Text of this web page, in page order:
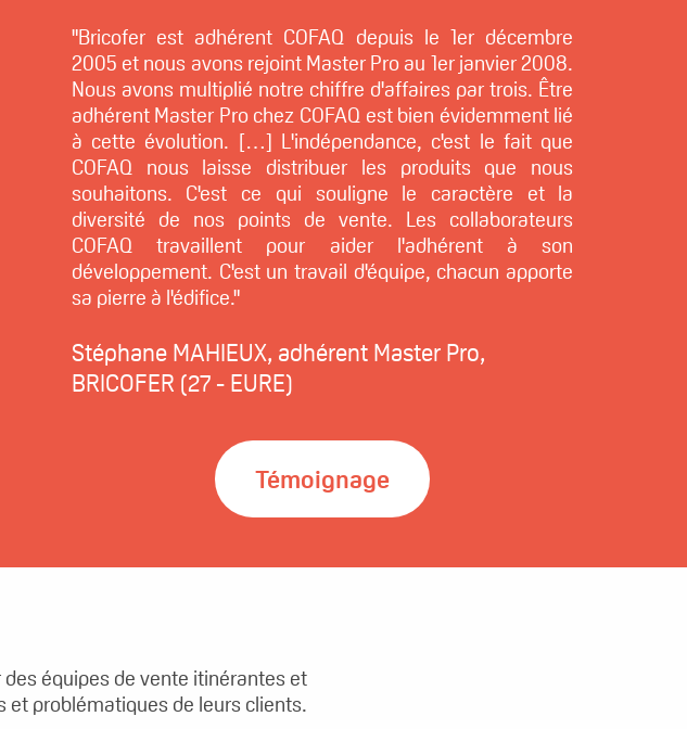
"Bricofer est adhérent COFAQ depuis le 1er décembre
2005 et nous avons rejoint Master Pro au 1er janvier 2008.
Nous avons multiplié notre chiffre d'affaires par trois. Être
adhérent Master Pro chez COFAQ est bien évidemment lié
à cette évolution. […] L'indépendance, c'est le fait que
COFAQ nous laisse distribuer les produits que nous
souhaitons. C'est ce qui souligne le caractère et la
diversité de nos points de vente. Les collaborateurs
COFAQ travaillent pour aider l'adhérent à son
développement. C'est un travail d'équipe, chacun apporte
sa pierre à l'édifice."
Stéphane MAHIEUX, adhérent Master Pro,
BRICOFER (27 - EURE)
Témoignage
équipes de vente itinérantes et
et problématiques de leurs clients.